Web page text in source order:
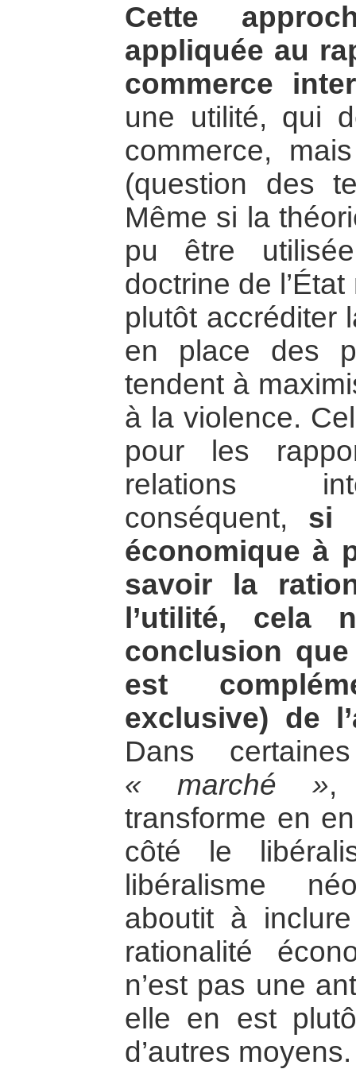
Cette
appliquée au
commerce
une utilité, qui
commerce,
(question des
Même si la
pu être
doctrine de
plutôt accréditer
en place des
tendent à
à la violence.
pour les
relations
conséquent, si
économique à
savoir la
l’utilité, cela
conclusion
est
exclusive) de
Dans
« marché »,
transforme en
côté le
libéralisme
aboutit à
rationalité
n’est pas une
elle en est
d’autres moyens.